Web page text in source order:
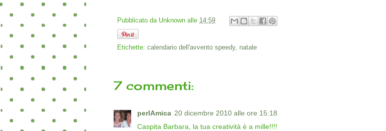
Pubblicato da Unknown alle 14:59
Etichette: calendario dell'avvento speedy, natale
7 commenti:
perlAmica 20 dicembre 2010 alle ore 15:18
Caspita Barbara, la tua creatività è a mille!!!!